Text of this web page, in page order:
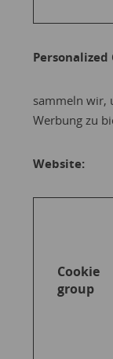
Personalized
sammeln wir,
Werbung zu
Website:
Cookie
group